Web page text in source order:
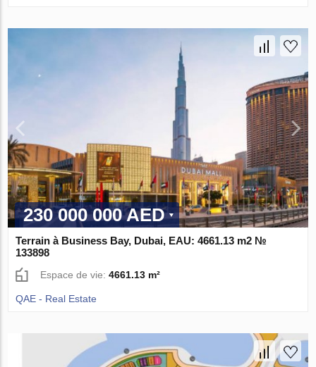
230 000 000 AED
Terrain à Business Bay, Dubai, EAU: 4661.13 m2 №
133898
Espace de vie:4661.13 m²
QAE - Real Estate